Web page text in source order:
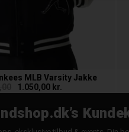
MLB Varsity Jakke
1.050,00 kr.